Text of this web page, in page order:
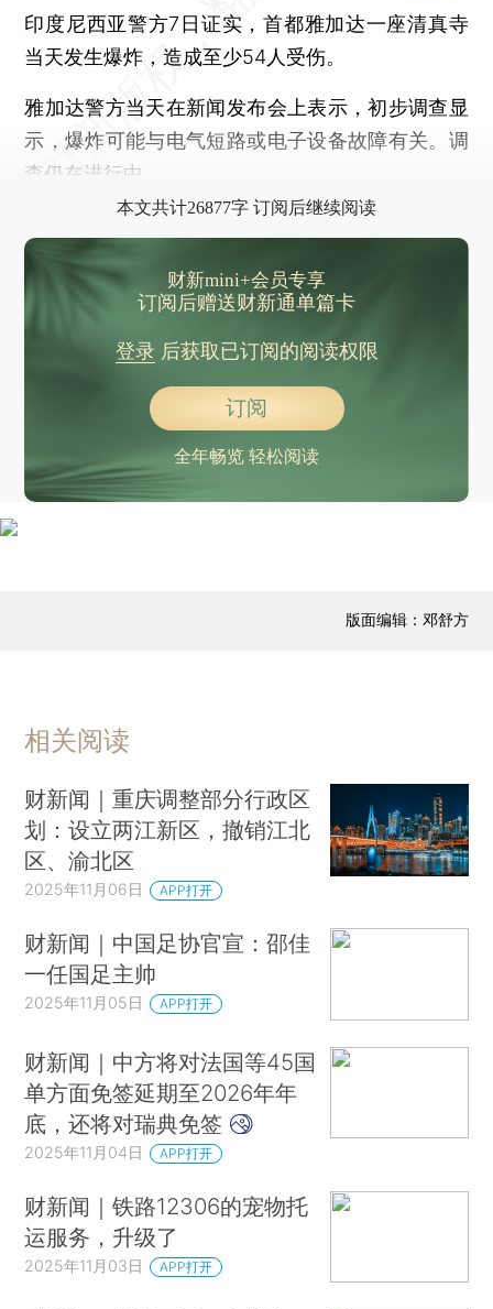
美国起草，中方投弃权票
美议员要求英国王之弟安德鲁就爱泼斯坦案接受问询
罕见：特朗普遭到拒绝
以军宣布在黎巴嫩南部完成多轮空袭行动
台风“海鸥”已致菲律宾188人死亡 135人失踪
美军两架B-52轰炸机接近委内瑞拉海岸
马斯克近万亿美元的薪酬方案获特斯拉股东通过
阿富汗“流氓团体”开火袭击巴基斯坦哨所
虚假摆拍“直播绑架、贩卖器官”，警方通报
陈芋汐/掌敏洁全运会跳水女子双人10米台夺冠，全红婵组合第五
商务部：愿与欧方探讨包括投资协定在内的多领域合作
商务部：中国政府高度重视、积极推进加入CPTPP
哈立德·埃纳尼当选联合国教科文组织总干事
晨读荐闻（国内、国际消息21条）
10月主要经济数据增速或放缓 出口波动或较大
四中全会部署推动执破衔接 让被查封冻结财产重入市场
大众新车将使用小鹏自研芯片与辅助驾驶技术
纳指跌1.9%料创半年来最差单周表现 黄仁勋回调“中国将赢得AI竞赛”表态
印度尼西亚警方7日证实，首都雅加达一座清真寺
当天发生爆炸，造成至少54人受伤。
雅加达警方当天在新闻发布会上表示，初步调查显
示，爆炸可能与电气短路或电子设备故障有关。调
查仍在进行中。
本文共计26877字 订阅后继续阅读
财新mini+会员专享
订阅后赠送财新通单篇卡
登录后获取已订阅的阅读权限
订阅
全年畅览 轻松阅读
版面编辑：邓舒方
相关阅读
财新闻｜重庆调整部分行政区
划：设立两江新区，撤销江北
区、渝北区
2025年11月06日 APP打开
财新闻｜中国足协官宣：邵佳
一任国足主帅
2025年11月05日 APP打开
财新闻｜中方将对法国等45国
单方面免签延期至2026年年
底，还将对瑞典免签
2025年11月04日 APP打开
财新闻｜铁路12306的宠物托
运服务，升级了
2025年11月03日 APP打开